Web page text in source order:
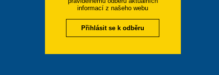
informací z našeho webu
Přihlásit se k odběru